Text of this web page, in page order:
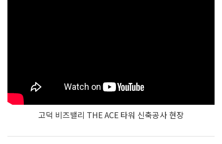
고덕 비즈밸리 THE ACE 타워 신축공사 현장